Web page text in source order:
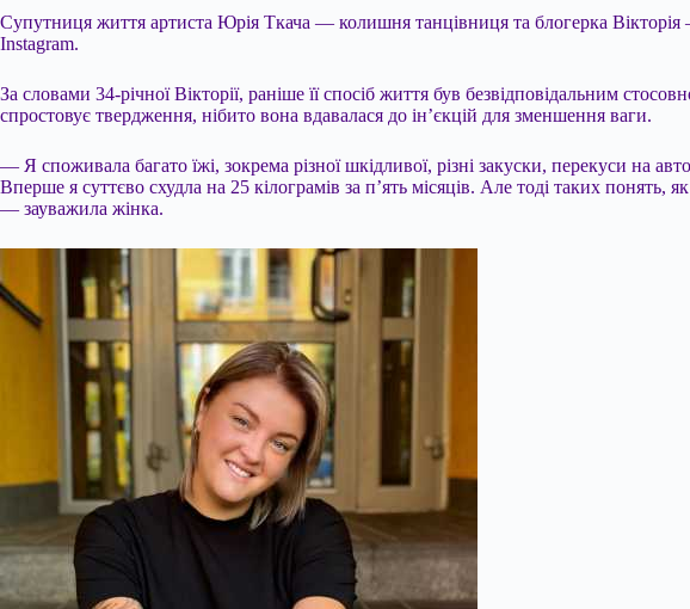
Супутниця життя артиста Юрія Ткача — колишня танцівниця та блогерка
Instagram.
За словами 34-річної Вікторії, раніше її спосіб життя був безвідповідальним
спростовує твердження, нібито вона вдавалася до ін’єкцій для зменшення ваги.
— Я споживала багато їжі, зокрема різної шкідливої, різні закуски, перекуси на
Вперше я суттєво схудла на 25 кілограмів за п’ять місяців. Але тоді таких
— зауважила жінка.